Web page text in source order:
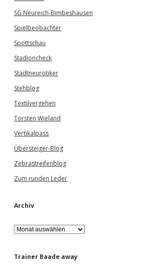
SG Neureich-Bimbeshausen
Spielbeobachter
Spottschau
Stadioncheck
Stadtneurotiker
Stehblog
Textilvergehen
Torsten Wieland
Vertikalpass
Übersteiger-Blog
Zebrastreifenblog
Zum runden Leder
Archiv
A
r
h
Trainer Baade away